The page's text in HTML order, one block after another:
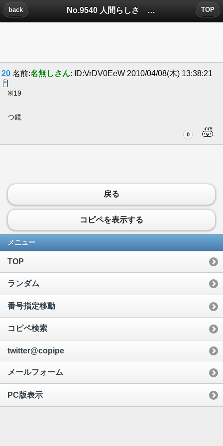
No.9540 人間らしさ 自分らしさについたコメント
back TOP
20 名前:名無しさん: ID:VrDV0EeW 2010/04/08(木) 13:38:21
※19
つ鏡
0
戻る
コピペを表示する
メニュー
TOP
ランダム
番号指定移動
コピペ検索
twitter@copipe
メールフォーム
PC版表示